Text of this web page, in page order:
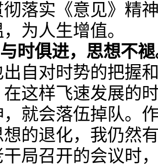
彻落实《意见》精
为人生增值。
时俱进，思想不
自对时势的把握
在这样飞速发展的
，就会落伍掉队。
想的退化，我仍然
局召开的会议时